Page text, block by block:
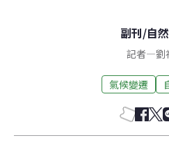
副刊/自
記者—劉
氣候變遷